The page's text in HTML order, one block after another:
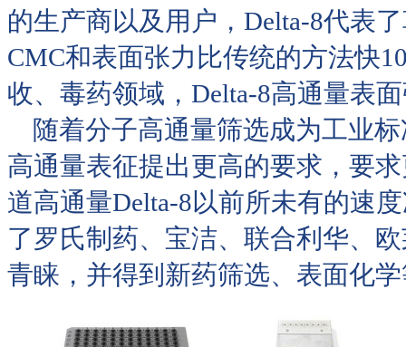
的生产商以及用户，Delta-8代表
CMC和表面张力比传统的方法快
收、毒药领域，Delta-8高通量表
随着分子高通量筛选成为工业
高通量表征提出更高的要求，要
道高通量Delta-8以前所未有的速
了罗氏制药、宝洁、联合利华、
青睐，并得到新药筛选、表面化